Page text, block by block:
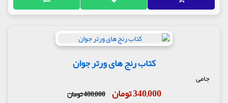
کتاب رنج های ورتر جوان
جامی
340,000 تومان 400,000 تومان